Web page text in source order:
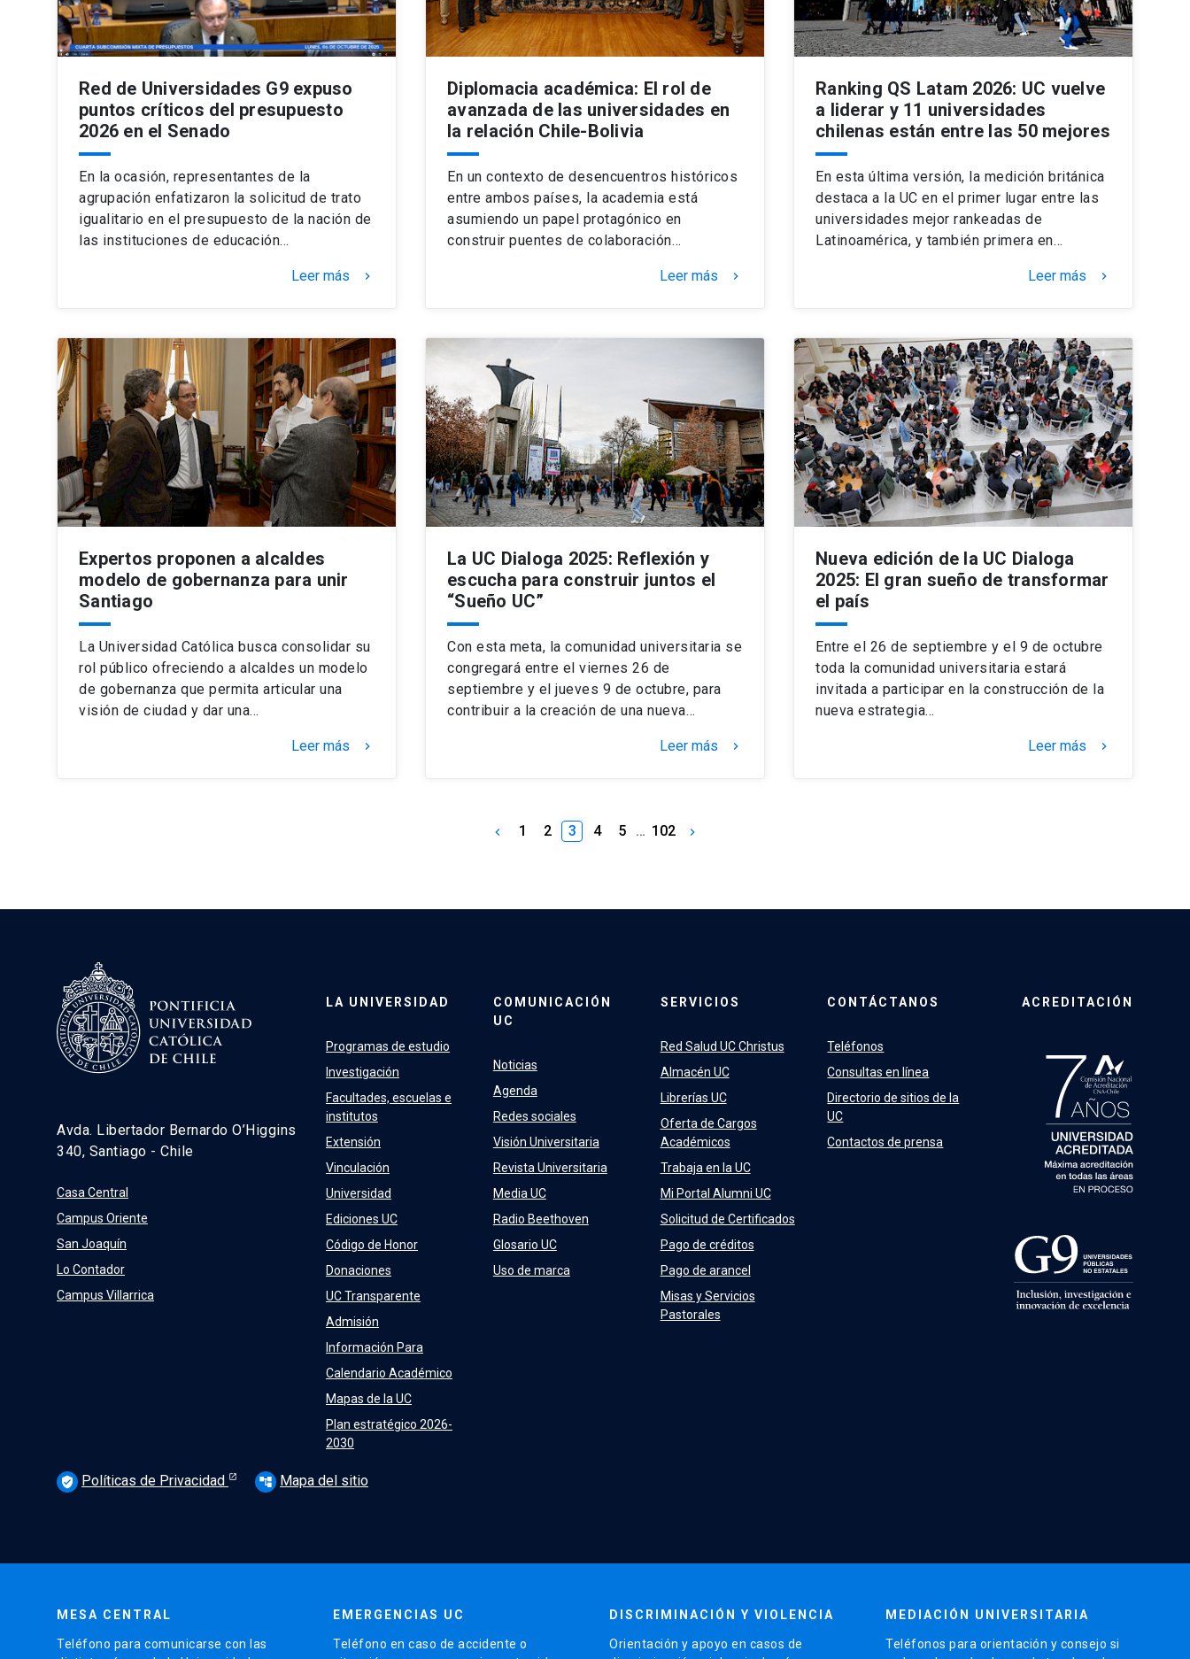
Red de Universidades G9 expuso
puntos críticos del presupuesto
2026 en el Senado
En la ocasión, representantes de la
agrupación enfatizaron la solicitud de trato
igualitario en el presupuesto de la nación de
las instituciones de educación…
Leer más keyboard_arrow_right
Diplomacia académica: El rol de
avanzada de las universidades en
la relación Chile-Bolivia
En un contexto de desencuentros históricos
entre ambos países, la academia está
asumiendo un papel protagónico en
construir puentes de colaboración…
Leer más keyboard_arrow_right
Ranking QS Latam 2026: UC vuelve
a liderar y 11 universidades
chilenas están entre las 50 mejores
En esta última versión, la medición británica
destaca a la UC en el primer lugar entre las
universidades mejor rankeadas de
Latinoamérica, y también primera en…
Leer más keyboard_arrow_right
Expertos proponen a alcaldes
modelo de gobernanza para unir
Santiago
La Universidad Católica busca consolidar su
rol público ofreciendo a alcaldes un modelo
de gobernanza que permita articular una
visión de ciudad y dar una…
Leer más keyboard_arrow_right
La UC Dialoga 2025: Reflexión y
escucha para construir juntos el
“Sueño UC”
Con esta meta, la comunidad universitaria se
congregará entre el viernes 26 de
septiembre y el jueves 9 de octubre, para
contribuir a la creación de una nueva…
Leer más keyboard_arrow_right
Nueva edición de la UC Dialoga
2025: El gran sueño de transformar
el país
Entre el 26 de septiembre y el 9 de octubre
toda la comunidad universitaria estará
invitada a participar en la construcción de la
nueva estrategia…
Leer más keyboard_arrow_right
keyboard_arrow_left 1 2 3 4 5 … 102 keyboard_arrow_right
Avda. Libertador Bernardo O’Higgins
340, Santiago - Chile
Casa Central
Campus Oriente
San Joaquín
Lo Contador
Campus Villarrica
LA UNIVERSIDAD
Programas de estudio
Investigación
Facultades, escuelas e
institutos
Extensión
Vinculación
Universidad
Ediciones UC
Código de Honor
Donaciones
UC Transparente
Admisión
Información Para
Calendario Académico
Mapas de la UC
Plan estratégico 2026-
2030
COMUNICACIÓN
UC
Noticias
Agenda
Redes sociales
Visión Universitaria
Revista Universitaria
Media UC
Radio Beethoven
Glosario UC
Uso de marca
SERVICIOS
Red Salud UC Christus
Almacén UC
Librerías UC
Oferta de Cargos
Académicos
Trabaja en la UC
Mi Portal Alumni UC
Solicitud de Certificados
Pago de créditos
Pago de arancel
Misas y Servicios
Pastorales
CONTÁCTANOS
Teléfonos
Consultas en línea
Directorio de sitios de la
UC
Contactos de prensa
ACREDITACIÓN
verified_user Políticas de Privacidad account_tree Mapa del sitio
MESA CENTRAL
Teléfono para comunicarse con las
EMERGENCIAS UC
Teléfono en caso de accidente o
DISCRIMINACIÓN Y VIOLENCIA
Orientación y apoyo en casos de
MEDIACIÓN UNIVERSITARIA
Teléfonos para orientación y consejo si